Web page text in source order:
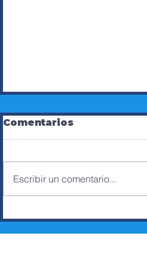
PROYECTO DE LEY DE
SEGURIDAD
Comentarios
Escribir un comentario...